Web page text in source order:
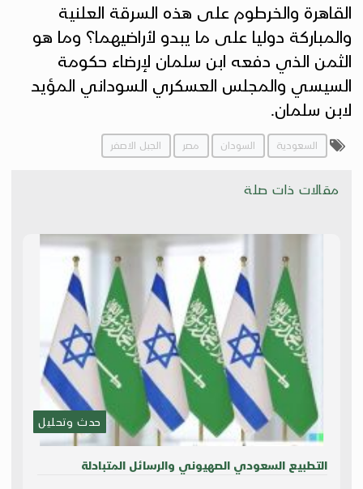
القاهرة والخرطوم على هذه السرقة العلنية
والمباركة دوليا على ما يبدو لأراضيهما؟ وما هو
الثمن الذي دفعه ابن سلمان لإرضاء حكومة
السيسي والمجلس العسكري السوداني المؤيد
لابن سلمان.
السعودية السودان مصر الجبل الاصفر
مقالات ذات صلة
حدث وتحليل
التطبيع السعودي الصهيوني والرسائل المتبادلة